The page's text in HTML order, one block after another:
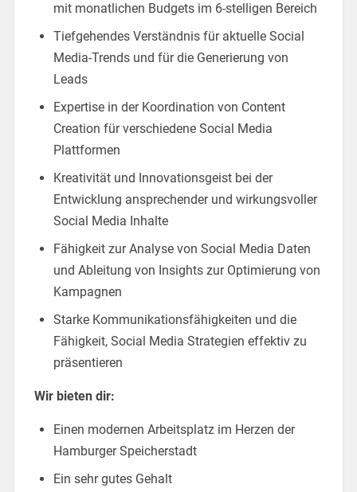
mit monatlichen Budgets im 6-stelligen Bereich
Tiefgehendes Verständnis für aktuelle Social
Media-Trends und für die Generierung von
Leads
Expertise in der Koordination von Content
Creation für verschiedene Social Media
Plattformen
Kreativität und Innovationsgeist bei der
Entwicklung ansprechender und wirkungsvoller
Social Media Inhalte
Fähigkeit zur Analyse von Social Media Daten
und Ableitung von Insights zur Optimierung von
Kampagnen
Starke Kommunikationsfähigkeiten und die
Fähigkeit, Social Media Strategien effektiv zu
präsentieren
Wir bieten dir:
Einen modernen Arbeitsplatz im Herzen der
Hamburger Speicherstadt
Ein sehr gutes Gehalt